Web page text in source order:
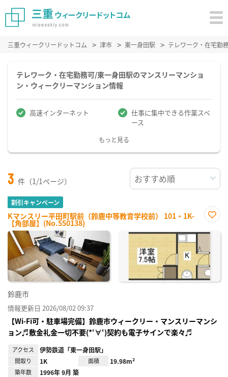
三重ウィークリードットコム 津市 東一身田駅 テレワーク・在宅勤
テレワーク・在宅勤務可/東一身田駅のマンスリーマンショ
ン・ウィークリーマンション情報
高速インターネット
仕事に集中できる作業スペ
ース
もっと見る
3 件（1/1ページ）
割引キャンペーン
Kマンスリー平田町駅前（鈴鹿中等教育学校前） 101・1K-
【角部屋】(No.550138)
に入
鈴鹿市
情報更新日 2026/08/02 09:37
【Wi-Fi可・駐車場完備】鈴鹿市ウィークリー・マンスリーマンシ
ョン♬敷金礼金一切不要(*‘∀‘)契約も電子サインで楽々♬
アクセス 伊勢鉄道「東一身田駅」
間取り 1K 面積 19.98m²
築年数 1996年 9月 築